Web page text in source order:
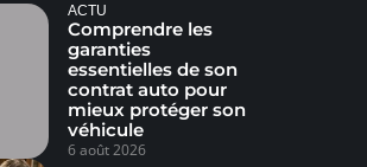
ACTU
Comprendre les
garanties
essentielles de son
contrat auto pour
mieux protéger son
véhicule
6 août 2026